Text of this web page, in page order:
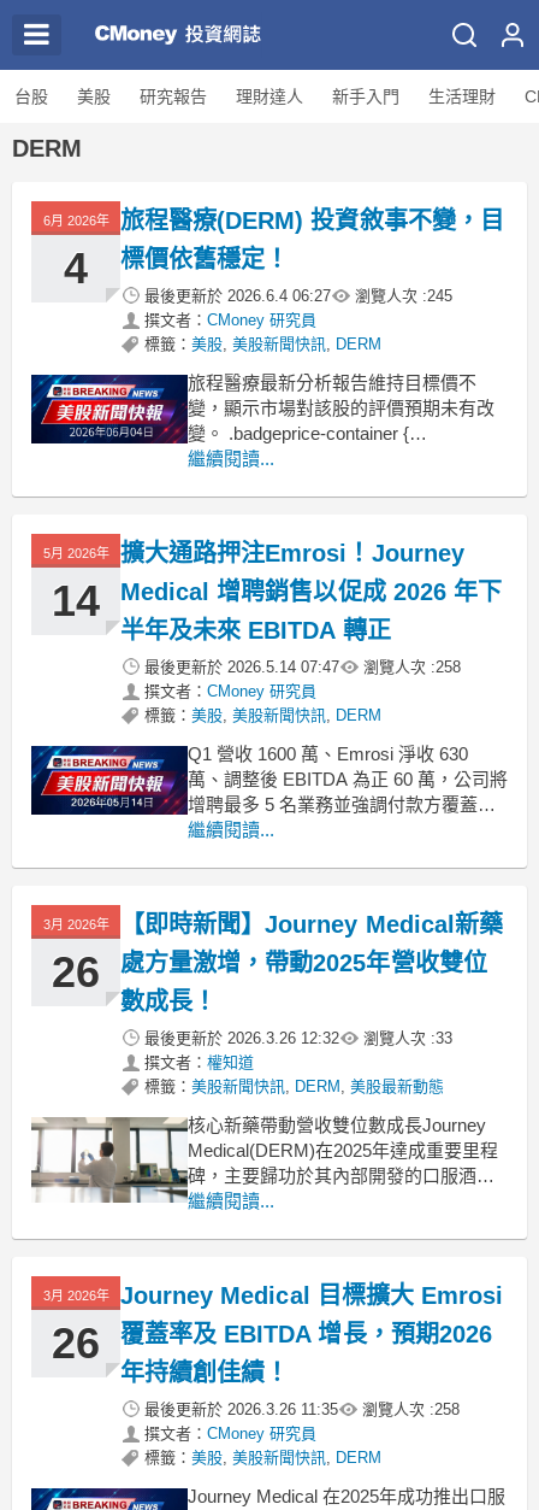
台股 美股 研究報告 理財達人 新手入門 生活理財
DERM
6月 2026年
4
旅程醫療(DERM) 投資敘事不變，目
標價依舊穩定！
最後更新於 2026.6.4 06:27 瀏覽人次 :245
撰文者： CMoney 研究員
標籤： 美股, 美股新聞快訊, DERM
旅程醫療最新分析報告維持目標價不
變，顯示市場對該股的評價預期未有改
變。 .badgeprice-container {
display: flex !important;
flex-wrap: wrap
繼續閱讀...
5月 2026年
14
擴大通路押注Emrosi！Journey
Medical 增聘銷售以促成 2026 年下
半年及未來 EBITDA 轉正
最後更新於 2026.5.14 07:47 瀏覽人次 :258
撰文者： CMoney 研究員
標籤： 美股, 美股新聞快訊, DERM
Q1 營收 1600 萬、Emrosi 淨收 630
萬、調整後 EBITDA 為正 60 萬，公司將
增聘最多 5 名業務並強調付款方覆蓋與
毛利改善。 .badgeprice-container {
gap: 1
繼續閱讀...
3月 2026年
26
【即時新聞】Journey Medical新藥
處方量激增，帶動2025年營收雙位
數成長！
最後更新於 2026.3.26 12:32 瀏覽人次 :33
撰文者： 權知道
標籤： 美股新聞快訊, DERM , 美股最新動態
核心新藥帶動營收雙位數成長Journey
Medical(DERM)在2025年達成重要里程
碑，主要歸功於其內部開發的口服酒糟
鼻藥物Emrosi成功上市。自去年3月下旬
公司2025年總營收達到6190萬美元，較
2024年的
繼續閱讀...
3月 2026年
26
Journey Medical 目標擴大 Emrosi
覆蓋率及 EBITDA 增長，預期2026
年持續創佳績！
最後更新於 2026.3.26 11:35 瀏覽人次 :258
撰文者： CMoney 研究員
標籤： 美股, 美股新聞快訊, DERM
Journey Medical 在2025年成功推出口服